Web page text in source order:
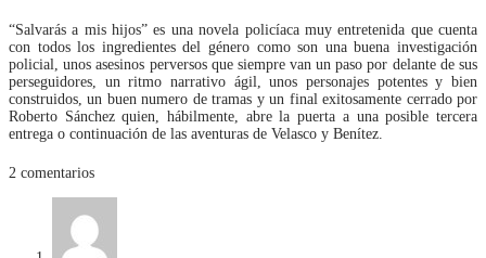
“Salvarás a mis hijos” es una novela policíaca muy entretenida que cuenta
con todos los ingredientes del género como son una buena investigación
policial, unos asesinos perversos que siempre van un paso por delante de sus
perseguidores, un ritmo narrativo ágil, unos personajes potentes y bien
construidos, un buen numero de tramas y un final exitosamente cerrado por
Roberto Sánchez quien, hábilmente, abre la puerta a una posible tercera
entrega o continuación de las aventuras de Velasco y Benítez.
2 comentarios